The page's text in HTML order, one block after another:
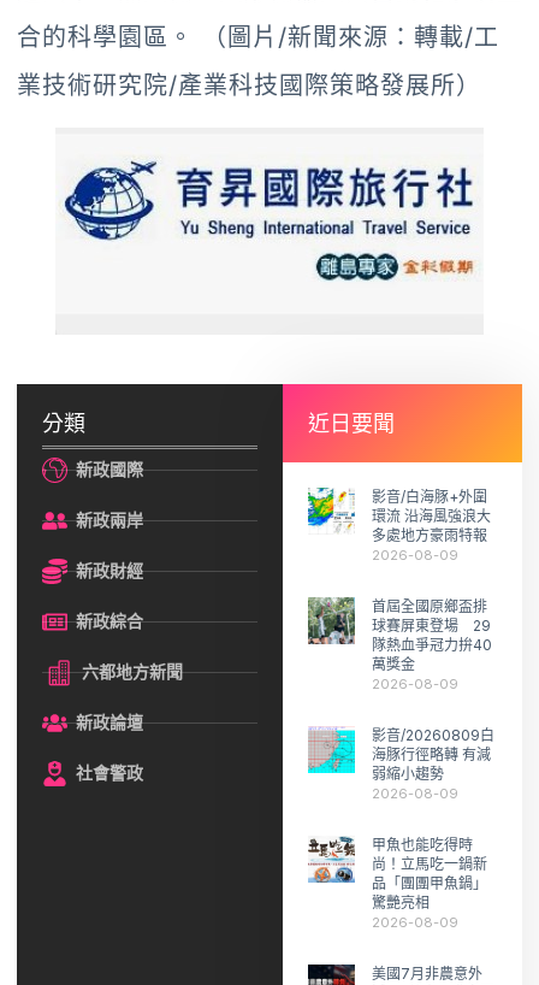
合的科學園區。 （圖片/新聞來源：轉載/工
業技術研究院/產業科技國際策略發展所）
分類
新政國際
新政兩岸
新政財經
新政綜合
六都地方新聞
新政論壇
社會警政
近日要聞
影音/白海豚+外圍
環流 沿海風強浪大
多處地方豪雨特報
2026-08-09
首屆全國原鄉盃排
球賽屏東登場 29
隊熱血爭冠力拚40
萬獎金
2026-08-09
影音/20260809白
海豚行徑略轉 有減
弱縮小趨勢
2026-08-09
甲魚也能吃得時
尚！立馬吃一鍋新
品「團團甲魚鍋」
驚艷亮相
2026-08-09
美國7月非農意外